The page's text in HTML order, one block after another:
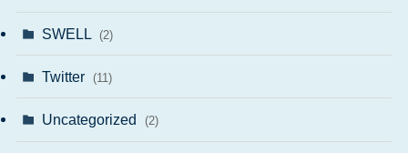
SWELL (2)
Twitter (11)
Uncategorized (2)